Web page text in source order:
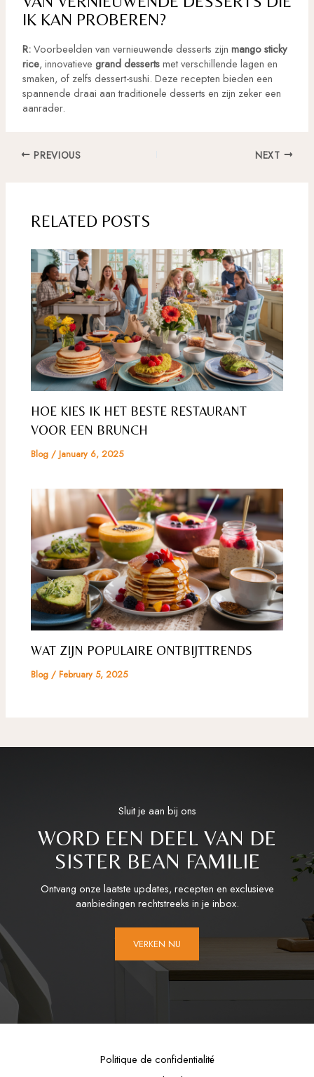
IK KAN PROBEREN?
R:Voorbeelden van vernieuwende desserts zijn mango sticky
rice, innovatieve grand dessertsmet verschillende lagen en
smaken, of zelfs dessert-sushi. Deze recepten bieden een
spannende draai aan traditionele desserts en zijn zeker een
aanrader.
Post
PREVIOUS NEXT
RELATED POSTS
HOE KIES IK HET BESTE RESTAURANT
VOOR EEN BRUNCH
Blog /January 6, 2025
WAT ZIJN POPULAIRE ONTBIJTTRENDS
Blog /February 5, 2025
Sluit je aan bij ons
WORD EEN DEEL VAN DE
SISTER BEAN FAMILIE
Ontvang onze laatste updates, recepten en exclusieve
aanbiedingen rechtstreeks in je inbox.
VERKEN NU
Politique de confidentialité